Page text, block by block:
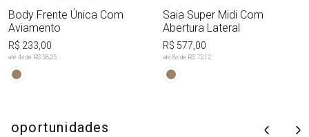
Body Frente Única Com
Aviamento
R$ 233,00
até 4x de R$ 58,25
Saia Super Midi Com
Abertura Lateral
R$ 577,00
até 8x de R$ 72,12
oportunidades